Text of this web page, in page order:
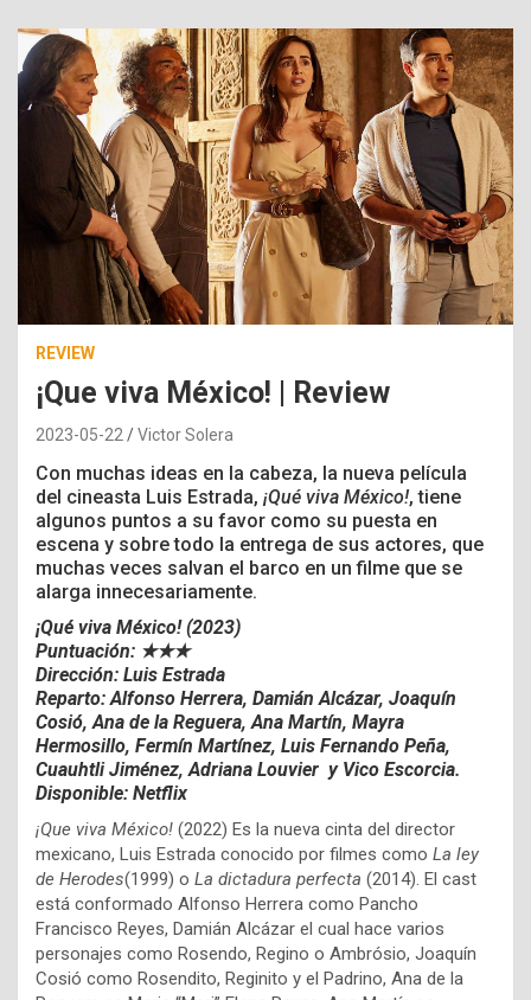
REVIEW
¡Que viva México! | Review
2023-05-22 Victor Solera
Con muchas ideas en la cabeza, la nueva película
del cineasta Luis Estrada, ¡Qué viva México!, tiene
algunos puntos a su favor como su puesta en
escena y sobre todo la entrega de sus actores, que
muchas veces salvan el barco en un filme que se
alarga innecesariamente.
¡Qué viva México! (2023)
Puntuación: ★★★
Dirección: Luis Estrada
Reparto:Alfonso Herrera, Damián Alcázar, Joaquín
Cosió, Ana de la Reguera, Ana Martín, Mayra
Hermosillo, Fermín Martínez, Luis Fernando Peña,
Cuauhtli Jiménez, Adriana Louvier y Vico Escorcia.
Disponible: Netflix
¡Que viva México! (2022) Es la nueva cinta del director
mexicano, Luis Estrada conocido por filmes como La ley
de Herodes(1999) o La dictadura perfecta (2014). El cast
está conformado Alfonso Herrera como Pancho
Francisco Reyes, Damián Alcázar el cual hace varios
personajes como Rosendo, Regino o Ambrósio, Joaquín
Cosió como Rosendito, Reginito y el Padrino, Ana de la